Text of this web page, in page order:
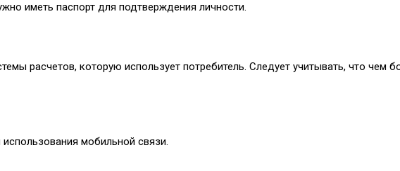
иметь паспорт для подтверждения личности.
расчетов, которую использует потребитель. Следует учитывать, что чем
мобильной связи.